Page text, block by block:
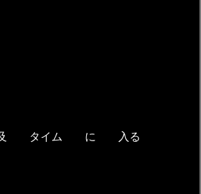
追及 タイム に 入る